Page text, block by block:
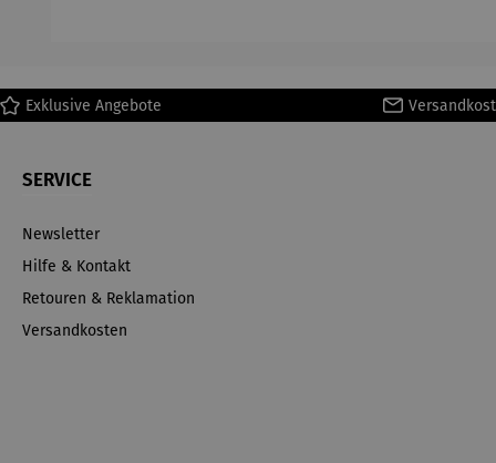
Exklusive Angebote
SERVICE
Newsletter
Hilfe & Kontakt
Retouren & Reklamation
Versandkosten